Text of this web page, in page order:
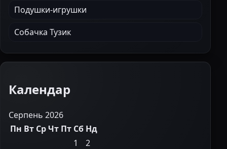
Подушки-игрушки
Собачка Тузик
Календар
Серпень 2026
Пн Вт СрЧт Пт Сб Нд
1
2